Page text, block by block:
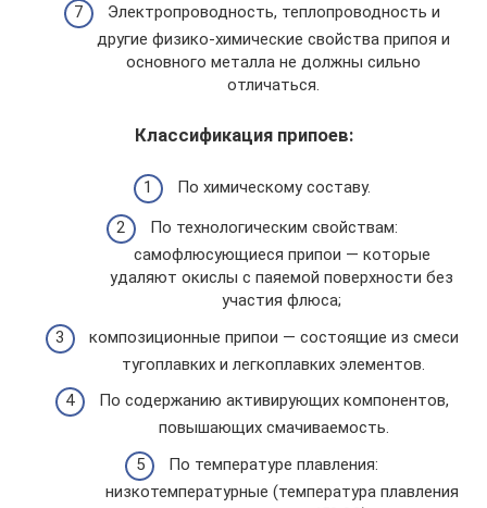
Электропроводность, теплопроводность и
другие физико-химические свойства припоя и
основного металла не должны сильно
отличаться.
Классификация припоев:
По химическому составу.
По технологическим свойствам:
самофлюсующиеся припои — которые
удаляют окислы с паяемой поверхности без
участия флюса;
композиционные припои — состоящие из смеси
тугоплавких и легкоплавких элементов.
По содержанию активирующих компонентов,
повышающих смачиваемость.
По температуре плавления:
низкотемпературные (температура плавления